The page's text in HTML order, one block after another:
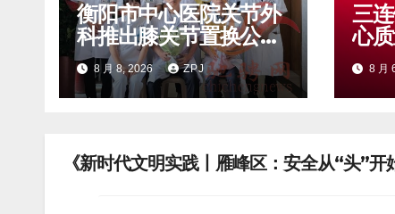
衡阳市中心医院关节外
科推出膝关节置换公益
项目 面向社会招募20
名资助对象
8 月 8, 2026 ZPJ
三
心
年
量8 月
《新时代文明实践丨雁峰区：安全从“头”